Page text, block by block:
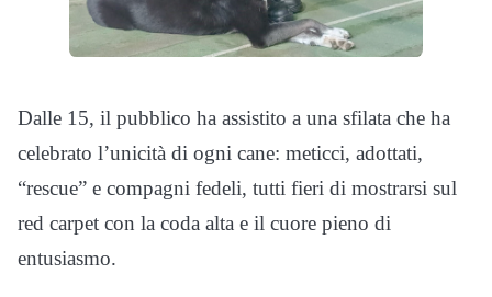
Dalle 15, il pubblico ha assistito a una sfilata che ha
celebrato l’unicità di ogni cane: meticci, adottati,
“rescue” e compagni fedeli, tutti fieri di mostrarsi sul
red carpet con la coda alta e il cuore pieno di
entusiasmo.